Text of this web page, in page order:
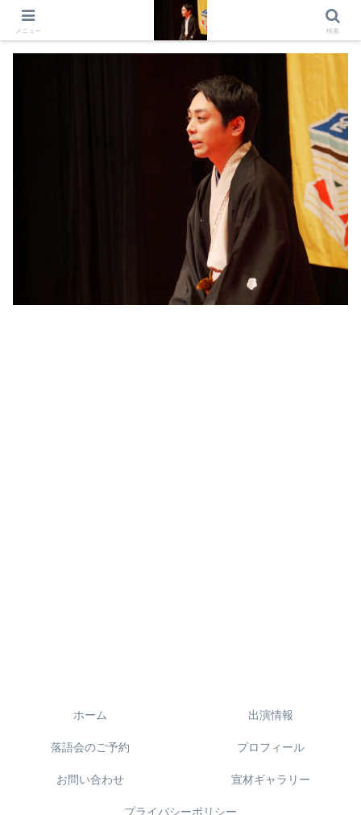
出演情報 出演依頼 日記 プロフィール
ホーム 出演情報
落語会のご予約 プロフィール
お問い合わせ 宣材ギャラリー
プライバシーポリシー
メニュー 検索